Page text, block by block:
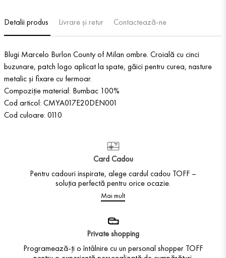
Detalii produs Livrare și retur Contactează-ne
Blugi Marcelo Burlon County of Milan ombre. Croială cu cinci
buzunare, patch logo aplicat la spate, găici pentru curea, nasture
metalic și fixare cu fermoar.
Compoziție material: Bumbac 100%
Cod articol: CMYA017E20DEN001
Cod culoare: 0110
Card Cadou
Pentru cadouri inspirate, alege cardul cadou TOFF –
soluția perfectă pentru orice ocazie.
Mai mult
Private shopping
Programează-ți o întâlnire cu un personal shopper TOFF